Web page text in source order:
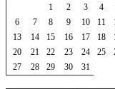
1
2 3 4
6
7 8 9 10 11
13
14 15 16 17 18
20
21 22 23 24 25
27
28 29 30 31